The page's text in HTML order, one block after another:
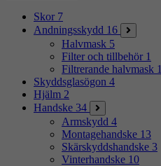
Skor 7
Andningsskydd 16
Halvmask 5
Filter och tillbehör 1
Filtrerande halvmask 1
Skyddsglasögon 4
Hjälm 2
Handske 34
Armskydd 4
Montagehandske 13
Skärskyddshandske 3
Vinterhandske 10